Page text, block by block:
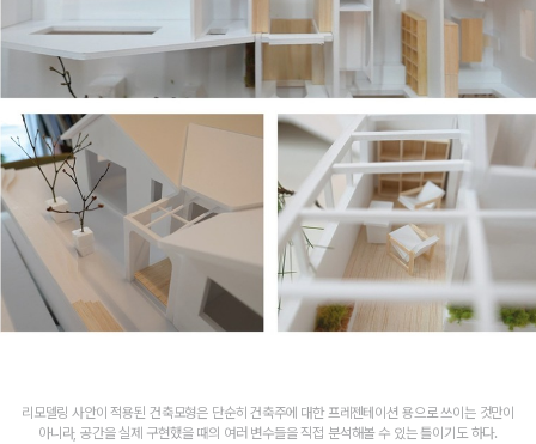
리모델링 사안이 적용된 건축모형은 단순히 건축주에 대한 프레젠테이션 용으로 쓰이는 것만이
아니라, 공간을 실제 구현했을 때의 여러 변수들을 직접 분석해볼 수 있는 틀이기도 하다.